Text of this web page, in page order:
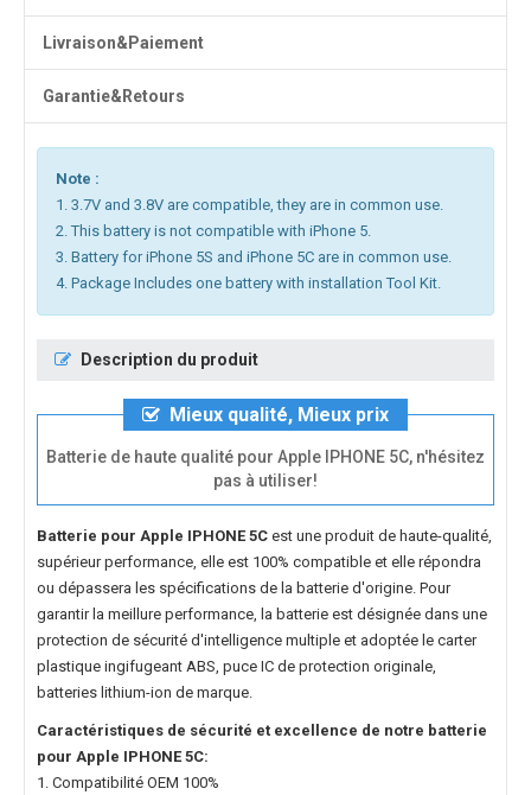
Livraison&Paiement
Garantie&Retours
Note :
1. 3.7V and 3.8V are compatible, they are in common use.
2. This battery is not compatible with iPhone 5.
3. Battery for iPhone 5S and iPhone 5C are in common use.
4. Package Includes one battery with installation Tool Kit.
Description du produit
Mieux qualité, Mieux prix
Batterie de haute qualité pour Apple IPHONE 5C, n'hésitez
pas à utiliser!
Batterie pour Apple IPHONE 5C est une produit de haute-qualité,
supérieur performance, elle est 100% compatible et elle répondra
ou dépassera les spécifications de la batterie d'origine. Pour
garantir la meillure performance, la batterie est désignée dans une
protection de sécurité d'intelligence multiple et adoptée le carter
plastique ingifugeant ABS, puce IC de protection originale,
batteries lithium-ion de marque.
Caractéristiques de sécurité et excellence de notre batterie
pour Apple IPHONE 5C:
1. Compatibilité OEM 100%